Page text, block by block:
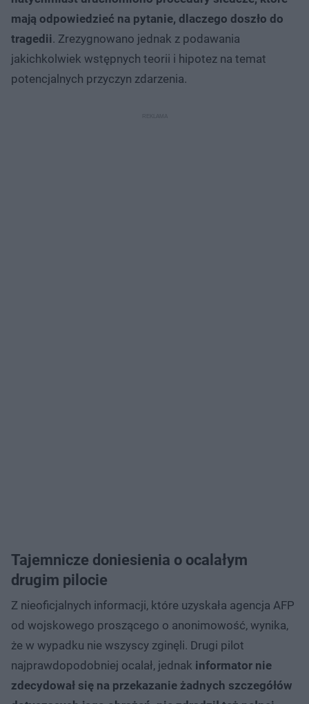
mają odpowiedzieć na pytanie, dlaczego doszło do
tragedii. Zrezygnowano jednak z podawania
jakichkolwiek wstępnych teorii i hipotez na temat
potencjalnych przyczyn zdarzenia.
Tajemnicze doniesienia o ocalałym
drugim pilocie
Z nieoficjalnych informacji, które uzyskała agencja AFP
od wojskowego proszącego o anonimowość, wynika,
że w wypadku nie wszyscy zginęli. Drugi pilot
najprawdopodobniej ocalał, jednak informator nie
zdecydował się na przekazanie żadnych szczegółów